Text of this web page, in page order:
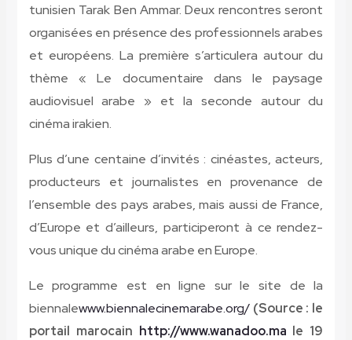
tunisien Tarak Ben Ammar. Deux rencontres seront
organisées en présence des professionnels arabes
et européens. La première s’articulera autour du
thème « Le documentaire dans le paysage
audiovisuel arabe » et la seconde autour du
cinéma irakien.
Plus d’une centaine d’invités : cinéastes, acteurs,
producteurs et journalistes en provenance de
l’ensemble des pays arabes, mais aussi de France,
d’Europe et d’ailleurs, participeront à ce rendez-
vous unique du cinéma arabe en Europe.
Le programme est en ligne sur le site de la
biennalewww.biennalecinemarabe.org/ (Source : le
portail marocain http://www.wanadoo.ma le 19